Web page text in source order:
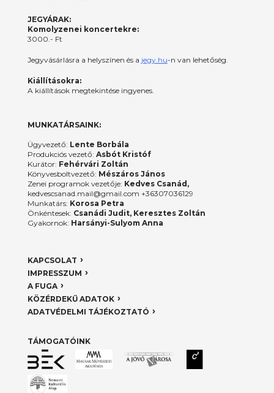
JEGYÁRAK:
Komolyzenei koncertekre:
3000.- Ft
Jegyvásárlásra a helyszínen és a jegy.hu-n van lehetőség.
Kiállításokra:
A kiállítások megtekintése ingyenes.
MUNKATÁRSAINK:
Ügyvezető: Lente Borbála
Produkciós vezető: Asbót Kristóf
Kurátor: Fehérvári Zoltán
Könyvesboltvezető: Mészáros János
Zenei programok vezetője: Kedves Csanád,
kedvescsanad.mail@gmail.com +36307036129
Munkatárs: Korosa Petra
Önkéntesek: Csanádi Judit, Keresztes Zoltán
Gyakornok: Harsányi-Sulyom Anna
KAPCSOLAT
IMPRESSZUM
A FUGA
KÖZÉRDEKŰ ADATOK
ADATVÉDELMI TÁJÉKOZTATÓ
TÁMOGATÓINK